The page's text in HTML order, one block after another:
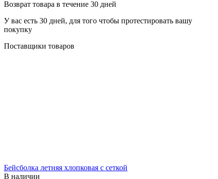
Возврат товара в течение 30 дней
У вас есть 30 дней, для того чтобы протестировать вашу
покупку
Поставщики товаров
Бейсболка летняя хлопковая с сеткой
В наличии